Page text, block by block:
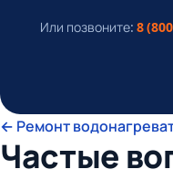
Или позвоните: 8
← Ремонт
Частые